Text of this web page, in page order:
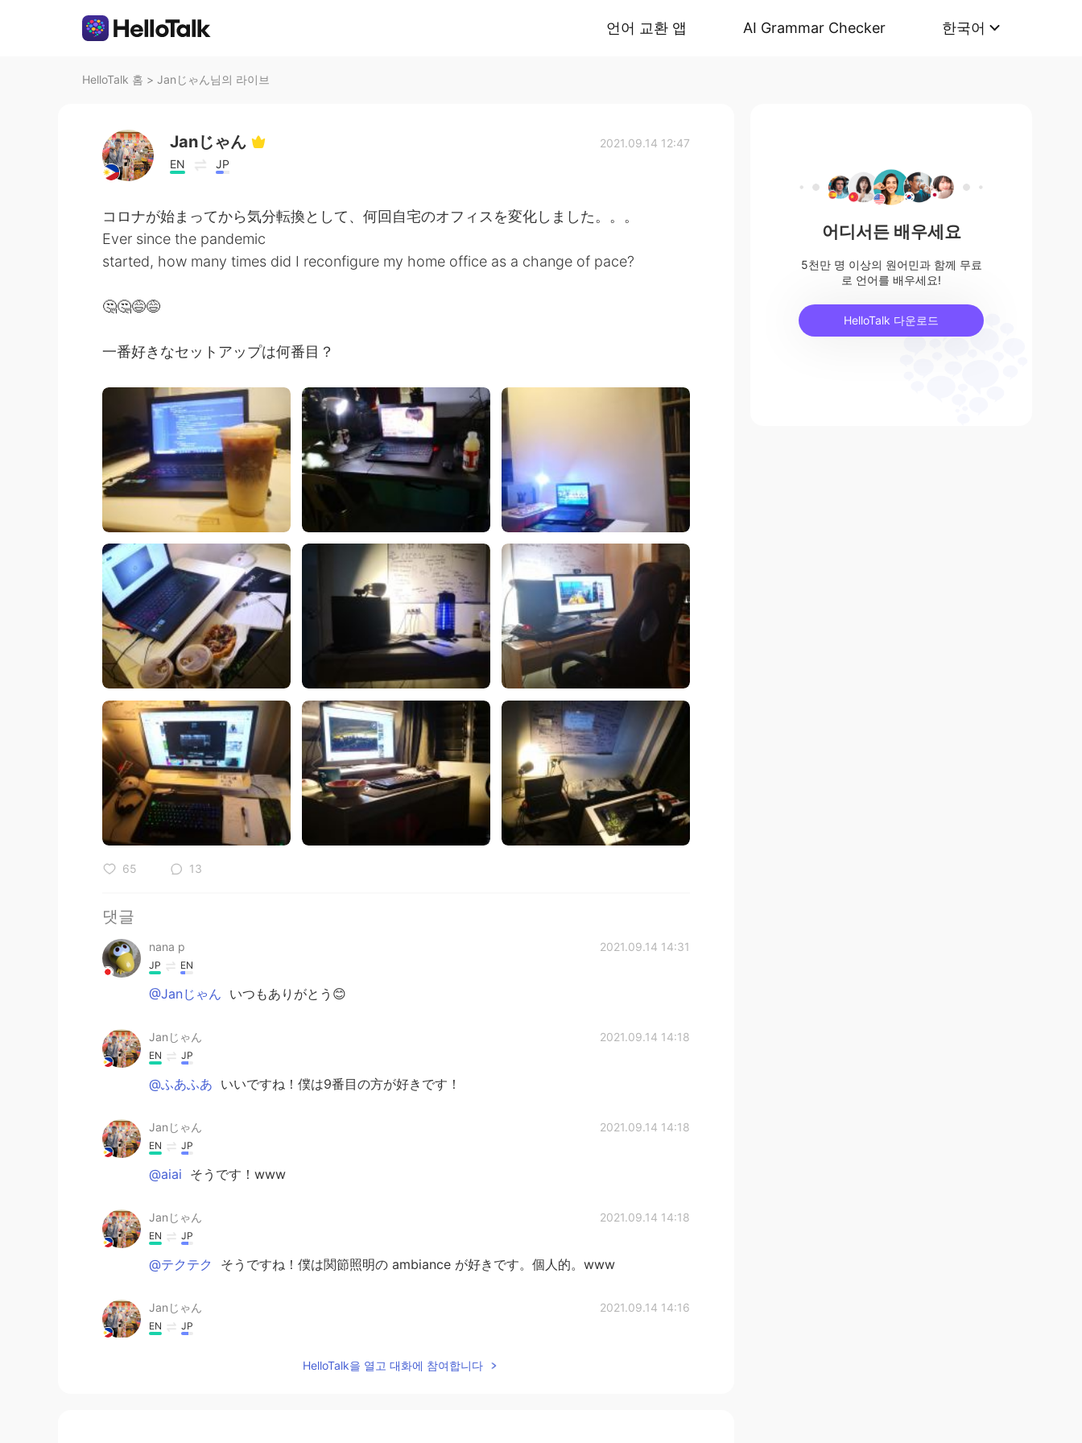
언어 교환 앱 AI Grammar Checker 한국어
HelloTalk 홈 > Janじゃん님의 라이브
Janじゃん
EN JP
2021.09.14 12:47
コロナが始まってから気分転換として、何回自宅のオフィスを変化しました。。。
Ever since the pandemic
started, how many times did I reconfigure my home office as a change of pace?
🤔🤔😅😅
一番好きなセットアップは何番目？
65 13
댓글
nana p 2021.09.14 14:31
JP EN
@Janじゃん いつもありがとう😊
Janじゃん 2021.09.14 14:18
EN JP
@ふあふあ いいですね！僕は9番目の方が好きです！
Janじゃん 2021.09.14 14:18
EN JP
@aiai そうです！www
Janじゃん 2021.09.14 14:18
EN JP
@テクテク そうですね！僕は関節照明の ambiance が好きです。個人的。www
Janじゃん 2021.09.14 14:16
EN JP
HelloTalk을 열고 대화에 참여합니다
어디서든 배우세요
5천만 명 이상의 원어민과 함께 무료
로 언어를 배우세요!
HelloTalk 다운로드